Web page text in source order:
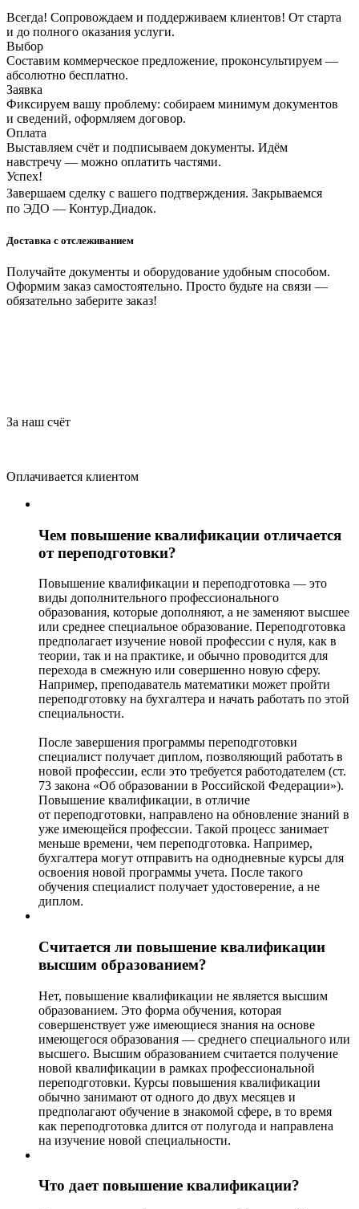
Всегда! Сопровождаем и поддерживаем клиентов! От старта
и до полного оказания услуги.
Выбор
Составим коммерческое предложение, проконсультируем —
абсолютно бесплатно.
Заявка
Фиксируем вашу проблему: собираем минимум документов
и сведений, оформляем договор.
Оплата
Выставляем счёт и подписываем документы. Идём
навстречу — можно оплатить частями.
Успех!
Завершаем сделку с вашего подтверждения. Закрываемся
по ЭДО — Контур.Диадок.
Доставка с отслеживанием
Получайте документы и оборудование удобным способом.
Оформим заказ самостоятельно. Просто будьте на связи —
обязательно заберите заказ!
За наш счёт
Оплачивается клиентом
Чем повышение квалификации отличается
от переподготовки?
Повышение квалификации и переподготовка — это
виды дополнительного профессионального
образования, которые дополняют, а не заменяют высшее
или среднее специальное образование. Переподготовка
предполагает изучение новой профессии с нуля, как в
теории, так и на практике, и обычно проводится для
перехода в смежную или совершенно новую сферу.
Например, преподаватель математики может пройти
переподготовку на бухгалтера и начать работать по этой
специальности.
После завершения программы переподготовки
специалист получает диплом, позволяющий работать в
новой профессии, если это требуется работодателем (ст.
73 закона «Об образовании в Российской Федерации»).
Повышение квалификации, в отличие
от переподготовки, направлено на обновление знаний в
уже имеющейся профессии. Такой процесс занимает
меньше времени, чем переподготовка. Например,
бухгалтера могут отправить на однодневные курсы для
освоения новой программы учета. После такого
обучения специалист получает удостоверение, а не
диплом.
Считается ли повышение квалификации
высшим образованием?
Нет, повышение квалификации не является высшим
образованием. Это форма обучения, которая
совершенствует уже имеющиеся знания на основе
имеющегося образования — среднего специального или
высшего. Высшим образованием считается получение
новой квалификации в рамках профессиональной
переподготовки. Курсы повышения квалификации
обычно занимают от одного до двух месяцев и
предполагают обучение в знакомой сфере, в то время
как переподготовка длится от полугода и направлена
на изучение новой специальности.
Что дает повышение квалификации?